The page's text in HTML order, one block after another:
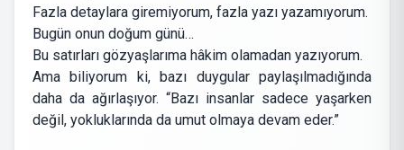
Fazla detaylara giremiyorum, fazla yazı yazamıyorum.
Bugün onun doğum günü…
Bu satırları gözyaşlarıma hâkim olamadan yazıyorum.
Ama biliyorum ki, bazı duygular paylaşılmadığında
daha da ağırlaşıyor. “Bazı insanlar sadece yaşarken
değil, yokluklarında da umut olmaya devam eder.”